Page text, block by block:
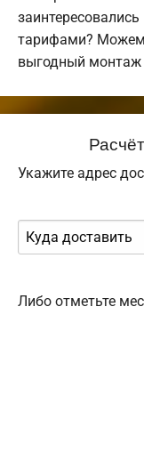
тарифами?
выгодный монтаж
Укажите адрес
Либо отметьте